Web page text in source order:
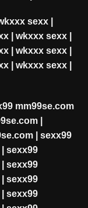
sexx|
| wkxxx sexx|
| wkxxx sexx|
| wkxxx sexx|
mm99se.com
|
| sexx99
sexx99
sexx99
sexx99
sexx99